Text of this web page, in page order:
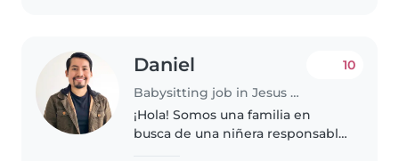
Daniel
Babysitting job in Jesus Maria
10
¡Hola! Somos una familia en
busca de una niñera responsable